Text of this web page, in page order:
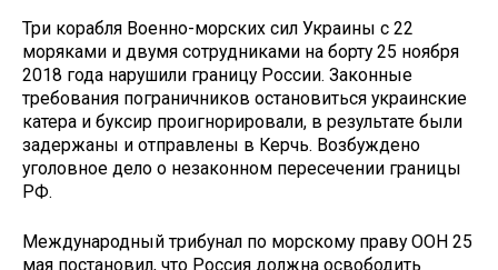
Три корабля Военно-морских сил Украины с 22
моряками и двумя сотрудниками на борту 25 ноября
2018 года нарушили границу России. Законные
требования пограничников остановиться украинские
катера и буксир проигнорировали, в результате были
задержаны и отправлены в Керчь. Возбуждено
уголовное дело о незаконном пересечении границы
РФ.
Международный трибунал по морскому праву ООН 25
мая постановил, что Россия должна освободить